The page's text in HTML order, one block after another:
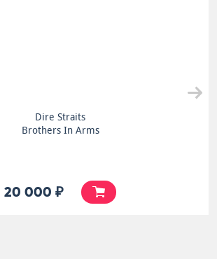
Dire Straits
Brothers In Arms
20 000 ₽